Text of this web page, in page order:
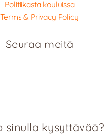
Politiikasta kouluissa
Terms & Privacy Policy
Seuraa meitä
sinulla kysyttävää?